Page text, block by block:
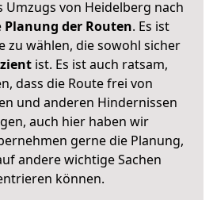
von Heidelberg nach
Planung der Routen. Es ist
zu wählen, die sowohl sicher
ist. Es ist auch ratsam,
dass die Route frei von
und anderen Hindernissen
auch hier haben wir
gerne die Planung,
andere wichtige Sachen
können.